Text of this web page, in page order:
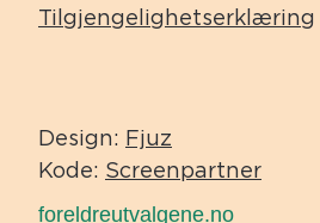
Tilgjengelighetserklæring
Design: Fjuz
Kode: Screenpartner
foreldreutvalgene.no